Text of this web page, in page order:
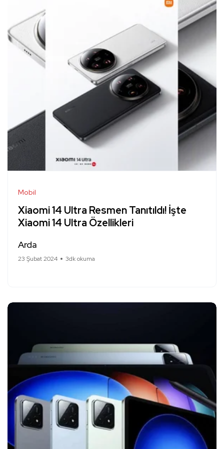
Mobil
Xiaomi 14 Ultra Resmen Tanıtıldı! İşte
Xiaomi 14 Ultra Özellikleri
Arda
23 Şubat 2024 3dk okuma